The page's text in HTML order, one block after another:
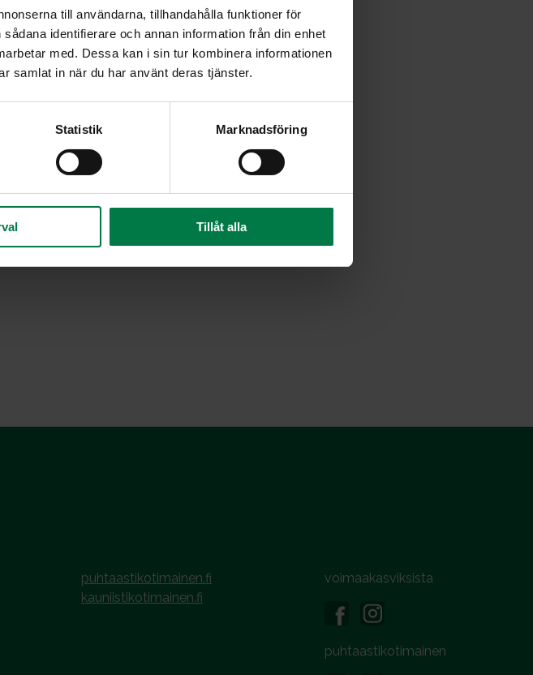
till användarna, tillhandahålla funktioner för
identifierare och annan information från din enhet
med. Dessa kan i sin tur kombinera informationen
samlat in när du har använt deras tjänster.
Statistik Marknadsföring
Tillåt alla
puhtaastikotimainen.fi
kauniistikotimainen.fi
voimaakasviksista
puhtaastikotimainen